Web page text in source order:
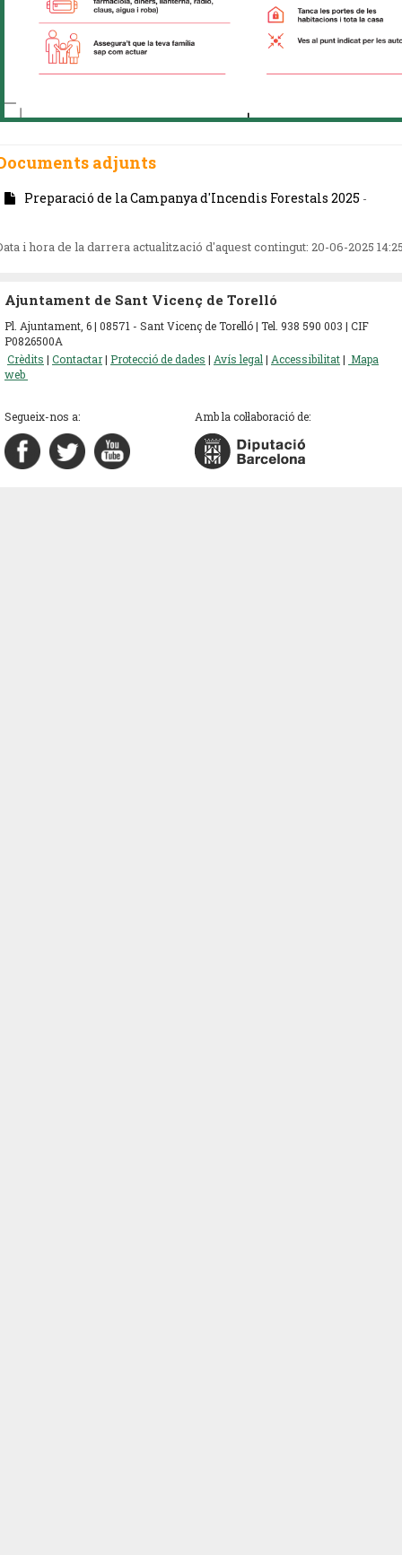
adjunts
Preparació de la Campanya d'Incendis Forestals 2025 -
i hora de la darrera actualització d'aquest contingut: 20-06-2025
Ajuntament de Sant Vicenç de Torelló
Pl. Ajuntament, 6 | 08571 - Sant Vicenç de Torelló | Tel. 938 590 003 | CIF
P0826500A
Crèdits | Contactar| Protecció de dades | Avís legal | Accessibilitat| Mapa
web
Segueix-nos a: Amb la col·laboració de: